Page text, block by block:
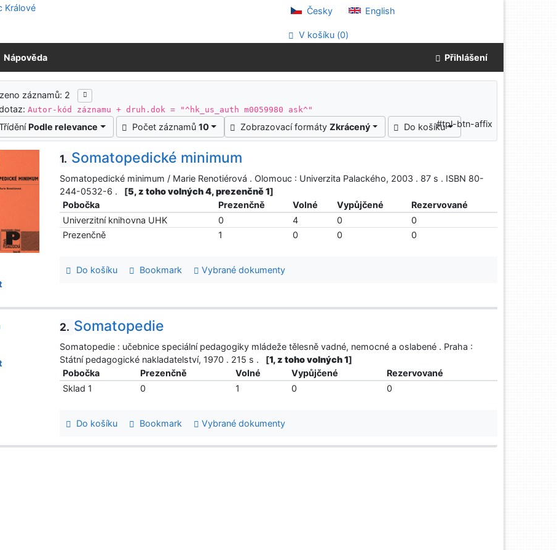
Česky English
V košíku (0)
Nápověda Přihlášení
vyhledávání
záznamů: 2
Autor-kód záznamu + druh.dok = "^hk_us_auth m0059980 ask^"
Podle relevance Počet záznamů 10 Zobrazovací formáty Zkrácený Do košíku#tpl-btn-affix
1. Somatopedické minimum
Somatopedické minimum / Marie Renotiérová . Olomouc : Univerzita Palackého, 2003 . 87 s . ISBN 80-
244-0532-6 .
[5, z toho volných 4, prezenčně 1]
Pobočka
Prezenčně Volné Vypůjčené
Rezervované
Univerzitní knihovna UHK
0 4 0
0
Prezenčně
1 0 0 0
Do košíku Bookmark Vybrané dokumenty
2. Somatopedie
Somatopedie : učebnice speciální pedagogiky mládeže tělesně vadné, nemocné a oslabené . Praha :
Státní pedagogické nakladatelství, 1970 . 215 s .
[1, z toho volných 1]
Pobočka
Prezenčně Volné Vypůjčené
Rezervované
Sklad 1
0 1 0 0
Do košíku Bookmark Vybrané dokumenty